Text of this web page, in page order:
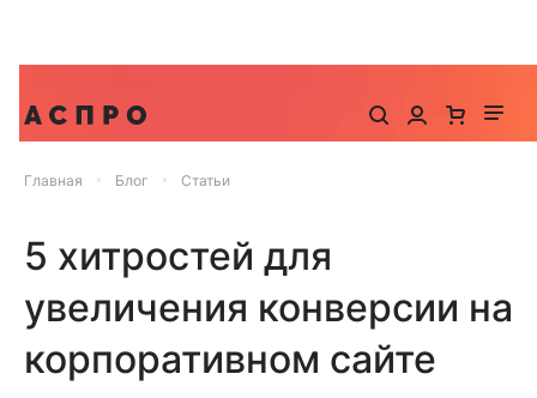
Главная Блог Статьи
5 хитростей для
увеличения конверсии на
корпоративном сайте